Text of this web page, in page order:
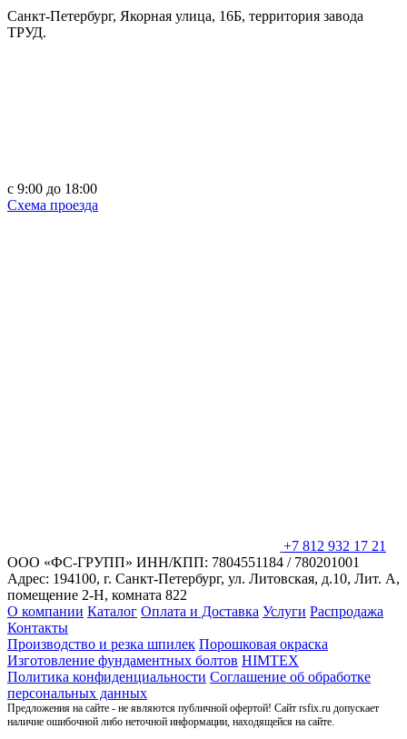
Санкт-Петербург, Якорная улица, 16Б, территория завода
ТРУД.
c 9:00 до 18:00
Схема проезда
+7 812 932 17 21
ООО «ФС-ГРУПП» ИНН/КПП: 7804551184 / 780201001
Адрес: 194100, г. Санкт-Петербург, ул. Литовская, д.10, Лит. А,
помещение 2-Н, комната 822
О компании Каталог Оплата и Доставка Услуги Распродажа
Контакты
Производство и резка шпилек Порошковая окраска
Изготовление фундаментных болтов HIMTEX
Политика конфиденциальности Соглашение об обработке
персональных данных
Предложения на сайте - не являются публичной офертой! Сайт rsfix.ru допускает
наличие ошибочной либо неточной информации, находящейся на сайте.